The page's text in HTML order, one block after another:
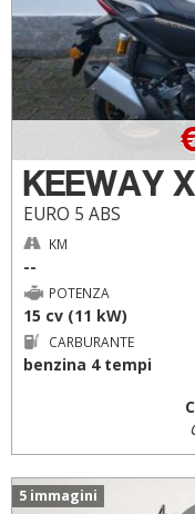
KEEWAY
EURO 5 ABS
KM
--
POTENZA
15 cv (11 kW)
CARBURANTE
benzina 4 tempi
5 immagini